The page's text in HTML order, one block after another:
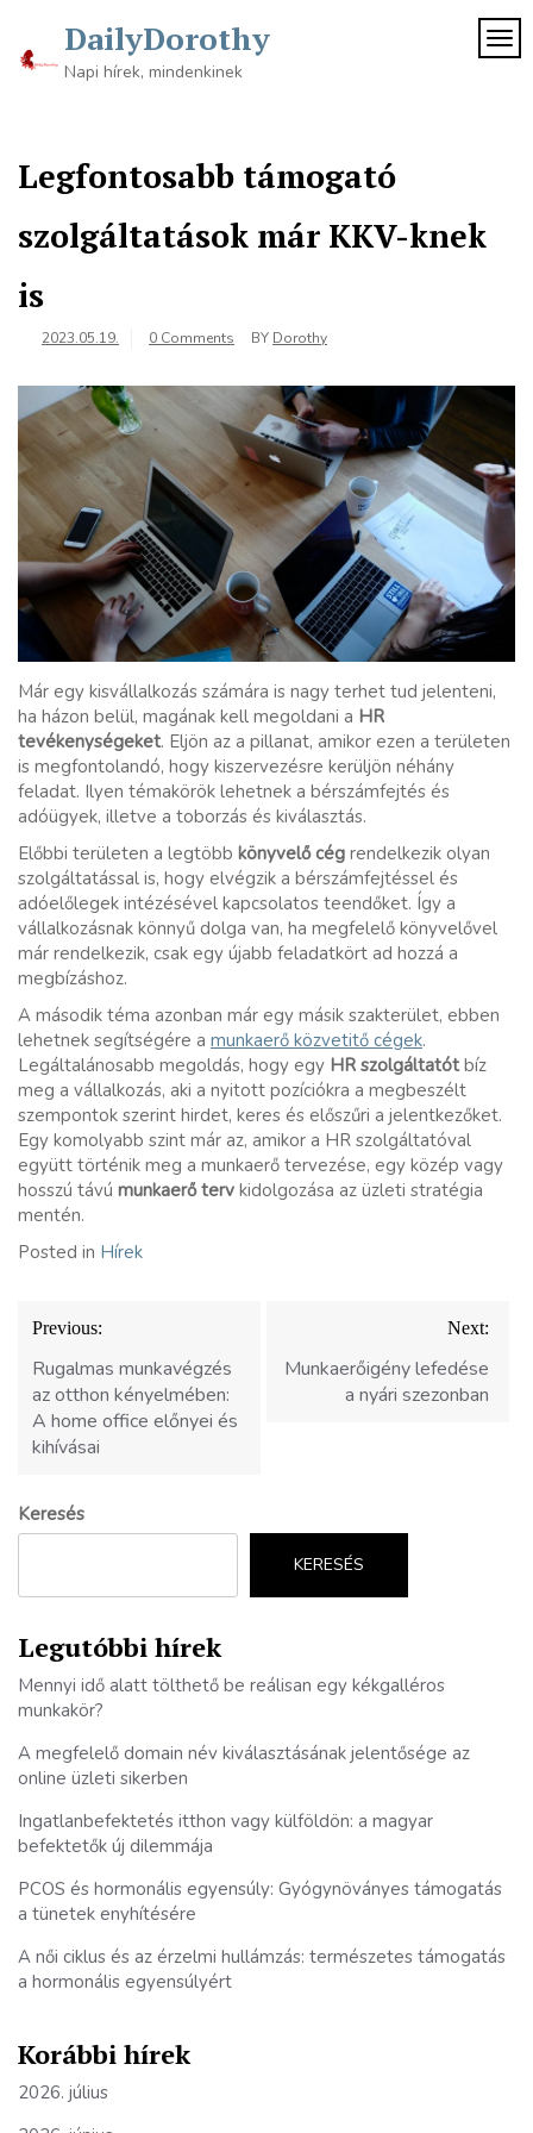
content
DailyDorothy
Napi hírek, mindenkinek
Legfontosabb támogató
szolgáltatások már KKV-knek
is
2023.05.19. 0 Comments BY Dorothy
Már egy kisvállalkozás számára is nagy terhet tud jelenteni,
ha házon belül, magának kell megoldani a HR
tevékenységeket. Eljön az a pillanat, amikor ezen a területen
is megfontolandó, hogy kiszervezésre kerüljön néhány
feladat. Ilyen témakörök lehetnek a bérszámfejtés és
adóügyek, illetve a toborzás és kiválasztás.
Előbbi területen a legtöbb könyvelő cég rendelkezik olyan
szolgáltatással is, hogy elvégzik a bérszámfejtéssel és
adóelőlegek intézésével kapcsolatos teendőket. Így a
vállalkozásnak könnyű dolga van, ha megfelelő könyvelővel
már rendelkezik, csak egy újabb feladatkört ad hozzá a
megbízáshoz.
A második téma azonban már egy másik szakterület, ebben
lehetnek segítségére a munkaerő közvetitő cégek.
Legáltalánosabb megoldás, hogy egy HR szolgáltatótbíz
meg a vállalkozás, aki a nyitott pozíciókra a megbeszélt
szempontok szerint hirdet, keres és előszűri a jelentkezőket.
Egy komolyabb szint már az, amikor a HR szolgáltatóval
együtt történik meg a munkaerő tervezése, egy közép vagy
hosszú távú munkaerő terv kidolgozása az üzleti stratégia
mentén.
Posted in Hírek
Bejegyzés
navigáció
Previous:
Rugalmas munkavégzés
az otthon kényelmében:
A home office előnyei és
kihívásai
Next:
Munkaerőigény lefedése
a nyári szezonban
Keresés
KERESÉS
Legutóbbi hírek
Mennyi idő alatt tölthető be reálisan egy kékgalléros
munkakör?
A megfelelő domain név kiválasztásának jelentősége az
online üzleti sikerben
Ingatlanbefektetés itthon vagy külföldön: a magyar
befektetők új dilemmája
PCOS és hormonális egyensúly: Gyógynöványes támogatás
a tünetek enyhítésére
A női ciklus és az érzelmi hullámzás: természetes támogatás
a hormonális egyensúlyért
Korábbi hírek
2026. július